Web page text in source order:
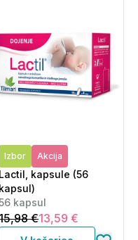
Izbor Akcija
Lactil, kapsule (56
kapsul)
kapsul
€13,59 €